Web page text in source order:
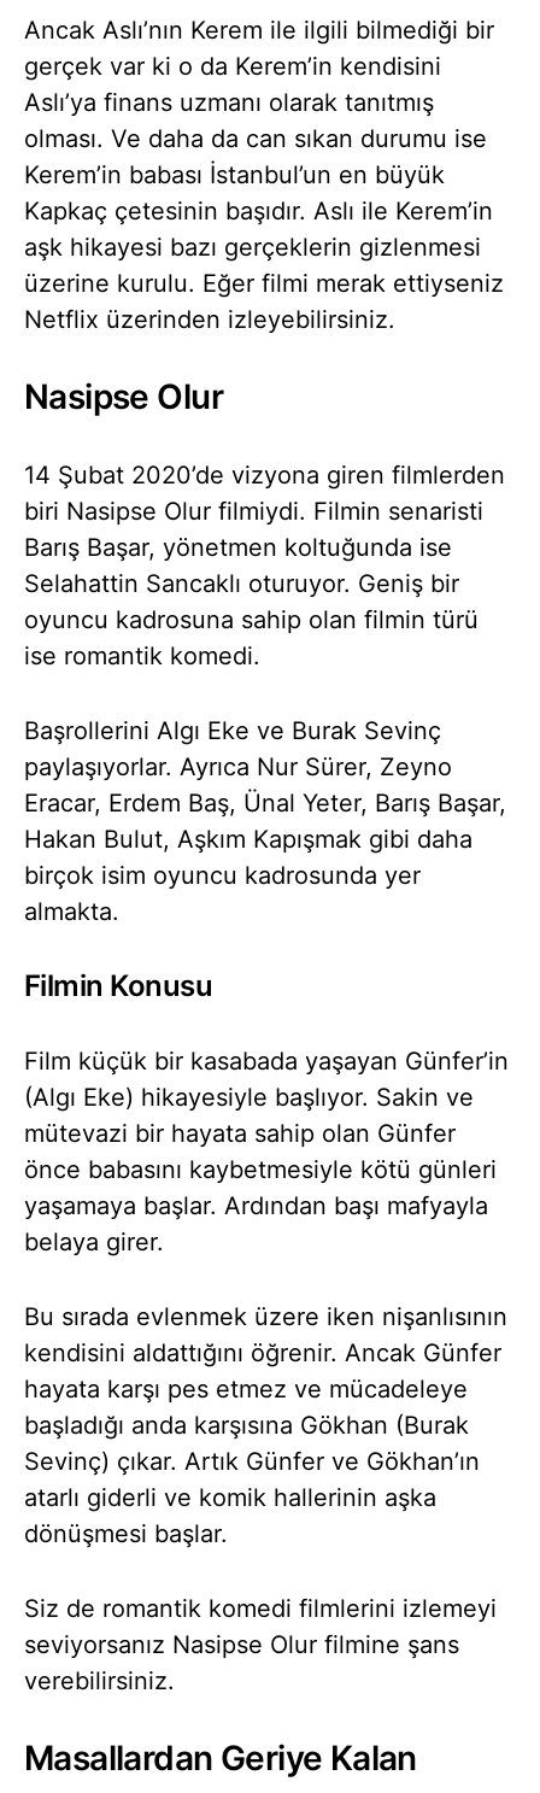
Ancak Aslı’nın Kerem ile ilgili bilmediği bir
gerçek var ki o da Kerem’in kendisini
Aslı’ya finans uzmanı olarak tanıtmış
olması. Ve daha da can sıkan durumu ise
Kerem’in babası İstanbul’un en büyük
Kapkaç çetesinin başıdır. Aslı ile Kerem’in
aşk hikayesi bazı gerçeklerin gizlenmesi
üzerine kurulu. Eğer filmi merak ettiyseniz
Netflix üzerinden izleyebilirsiniz.
Nasipse Olur
14 Şubat 2020’de vizyona giren filmlerden
biri Nasipse Olur filmiydi. Filmin senaristi
Barış Başar, yönetmen koltuğunda ise
Selahattin Sancaklı oturuyor. Geniş bir
oyuncu kadrosuna sahip olan filmin türü
ise romantik komedi.
Başrollerini Algı Eke ve Burak Sevinç
paylaşıyorlar. Ayrıca Nur Sürer, Zeyno
Eracar, Erdem Baş, Ünal Yeter, Barış Başar,
Hakan Bulut, Aşkım Kapışmak gibi daha
birçok isim oyuncu kadrosunda yer
almakta.
Filmin Konusu
Film küçük bir kasabada yaşayan Günfer’in
(Algı Eke) hikayesiyle başlıyor. Sakin ve
mütevazi bir hayata sahip olan Günfer
önce babasını kaybetmesiyle kötü günleri
yaşamaya başlar. Ardından başı mafyayla
belaya girer.
Bu sırada evlenmek üzere iken nişanlısının
kendisini aldattığını öğrenir. Ancak Günfer
hayata karşı pes etmez ve mücadeleye
başladığı anda karşısına Gökhan (Burak
Sevinç) çıkar. Artık Günfer ve Gökhan’ın
atarlı giderli ve komik hallerinin aşka
dönüşmesi başlar.
Siz de romantik komedi filmlerini izlemeyi
seviyorsanız Nasipse Olur filmine şans
verebilirsiniz.
Masallardan Geriye Kalan